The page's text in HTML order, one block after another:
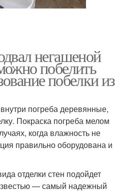
негашеной
побелить
побелки из
погреба деревянные,
Покраска погреба мелом
когда влажность не
правильно оборудована и
отделки стен подойдет
— самый надежный